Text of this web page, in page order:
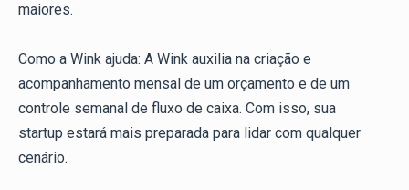
maiores.
Como a Wink ajuda: A Wink auxilia na criação e
acompanhamento mensal de um orçamento e de um
controle semanal de fluxo de caixa. Com isso, sua
startup estará mais preparada para lidar com qualquer
cenário.